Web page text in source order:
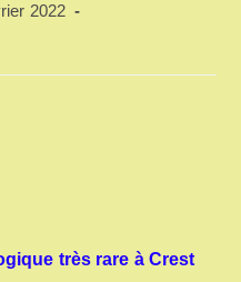
2022
très rare à Crest